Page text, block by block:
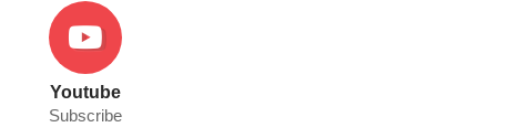
Youtube
Subscribe